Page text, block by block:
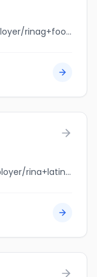
jobbank.gc.ca/browsejobs/employer/rinag+foods+inc./ca
jobbank.gc.ca/browsejobs/employer/rina+latini/ca